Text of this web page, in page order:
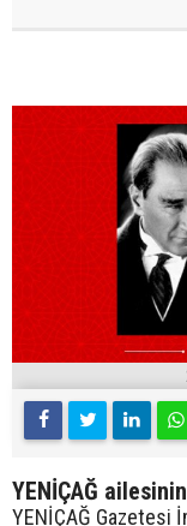
YENİÇAĞ
YENİÇAĞ Gazetesi